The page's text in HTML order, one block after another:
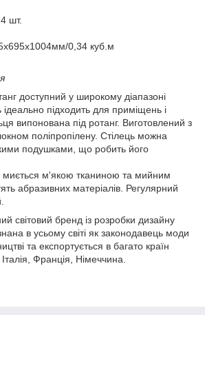
шт.
0,34 куб.м
доступний у широкому діапазоні
підходить для приміщень і
випонована під ротанг. Виготовлений з
поліпропілену. Стілець можна
подушками, що робить його
м'якою тканиною та мийним
абразивних матеріалів. Регулярний
світовий бренд із розробки дизайну
в усьому світі як законодавець моди
та експортується в багато країн
Франція, Німеччина.